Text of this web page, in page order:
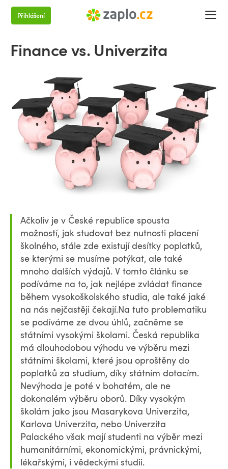
Přihlášení
Finance vs. Univerzita
Ačkoliv je v České republice spousta
možností, jak studovat bez nutnosti placení
školného, stále zde existují desítky poplatků,
se kterými se musíme potýkat, ale také
mnoho dalších výdajů. V tomto článku se
podíváme na to, jak nejlépe zvládat finance
během vysokoškolského studia, ale také jaké
na nás nejčastěji čekají.Na tuto problematiku
se podíváme ze dvou úhlů, začněme se
státními vysokými školami. Česká republika
má dlouhodobou výhodu ve výběru mezi
státními školami, které jsou oproštěny do
poplatků za studium, díky státním dotacím.
Nevýhoda je poté v bohatém, ale ne
dokonalém výběru oborů. Díky vysokým
školám jako jsou Masarykova Univerzita,
Karlova Univerzita, nebo Univerzita
Palackého však mají studenti na výběr mezi
humanitárními, ekonomickými, právnickými,
lékařskými, i vědeckými studii.